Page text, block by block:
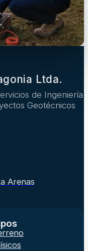
Ltda.
de Ingeniería
Geotécnicos
Arenas